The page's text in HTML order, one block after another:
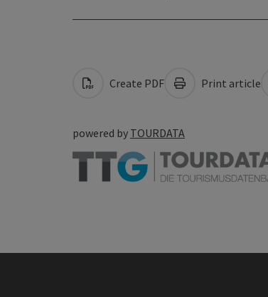
Create PDF Print article
powered by TOURDATA